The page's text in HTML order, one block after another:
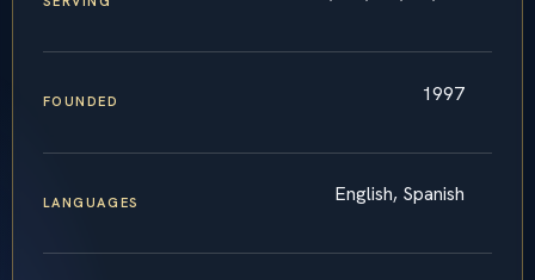
FOUNDED 1997
LANGUAGES English, Spanish